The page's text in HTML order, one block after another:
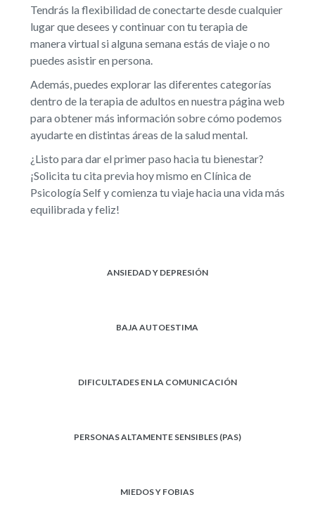
Tendrás la flexibilidad de conectarte desde cualquier
lugar que desees y continuar con tu terapia de
manera virtual si alguna semana estás de viaje o no
puedes asistir en persona.
Además, puedes explorar las diferentes categorías
dentro de la terapia de adultos en nuestra página web
para obtener más información sobre cómo podemos
ayudarte en distintas áreas de la salud mental.
¿Listo para dar el primer paso hacia tu bienestar?
¡Solicita tu cita previa hoy mismo en Clínica de
Psicología Self y comienza tu viaje hacia una vida más
equilibrada y feliz!
ANSIEDAD Y DEPRESIÓN
BAJA AUTOESTIMA
DIFICULTADES EN LA COMUNICACIÓN
PERSONAS ALTAMENTE SENSIBLES (PAS)
MIEDOS Y FOBIAS